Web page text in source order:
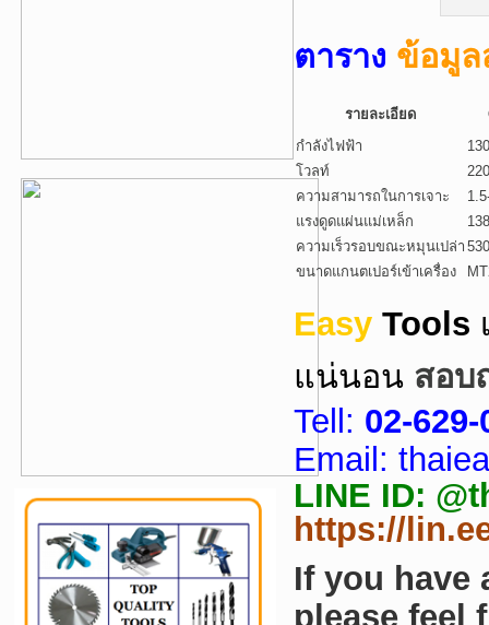
ตาราง ข้อมูล
รายละเอียด
กำลังไฟฟ้า
โวลท์
ความสามารถในการเจาะ
แรงดูดแผ่นแม่เหล็ก
ความเร็วรอบขณะหมุนเปล่า
ขนาดแกนตเปอร์เข้าเครื่อง
Easy Tools
แน่นอน สอบ
Tell: 02-629-
Email:
LINE ID:
https://
If you have
please feel